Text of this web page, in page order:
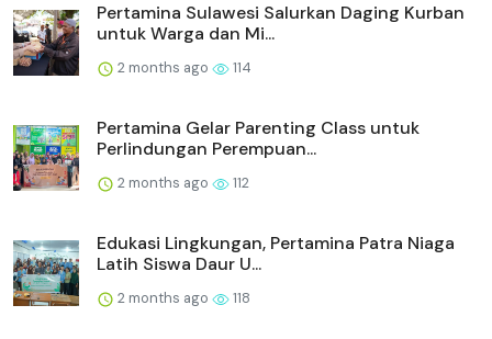
Pertamina Sulawesi Salurkan Daging Kurban
untuk Warga dan Mi...
2 months ago 114
Pertamina Gelar Parenting Class untuk
Perlindungan Perempuan...
2 months ago 112
Edukasi Lingkungan, Pertamina Patra Niaga
Latih Siswa Daur U...
2 months ago 118